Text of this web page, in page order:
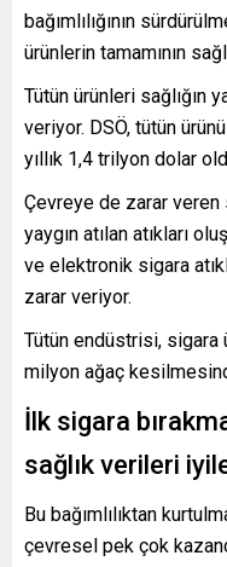
bağımlılığının
ürünlerin tamamının
Tütün ürünleri sağlığın
veriyor. DSÖ, tütün
yıllık 1,4 trilyon dolar
Çevreye de zarar
yaygın atılan atıkları
ve elektronik sigara
zarar veriyor.
Tütün endüstrisi, sigara
milyon ağaç
İlk sigara
sağlık verileri
Bu bağımlılıktan
çevresel pek çok